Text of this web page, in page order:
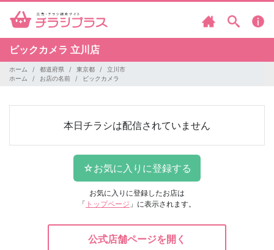
ビックカメラ 立川店
ホーム 都道府県 東京都
立川市
ホーム
お店の名前 ビックカメラ
本日チラシは配信されていません
お気に入りに登録したお店は
「 トップページ 」に表示されます。
公式店舗ページを開く